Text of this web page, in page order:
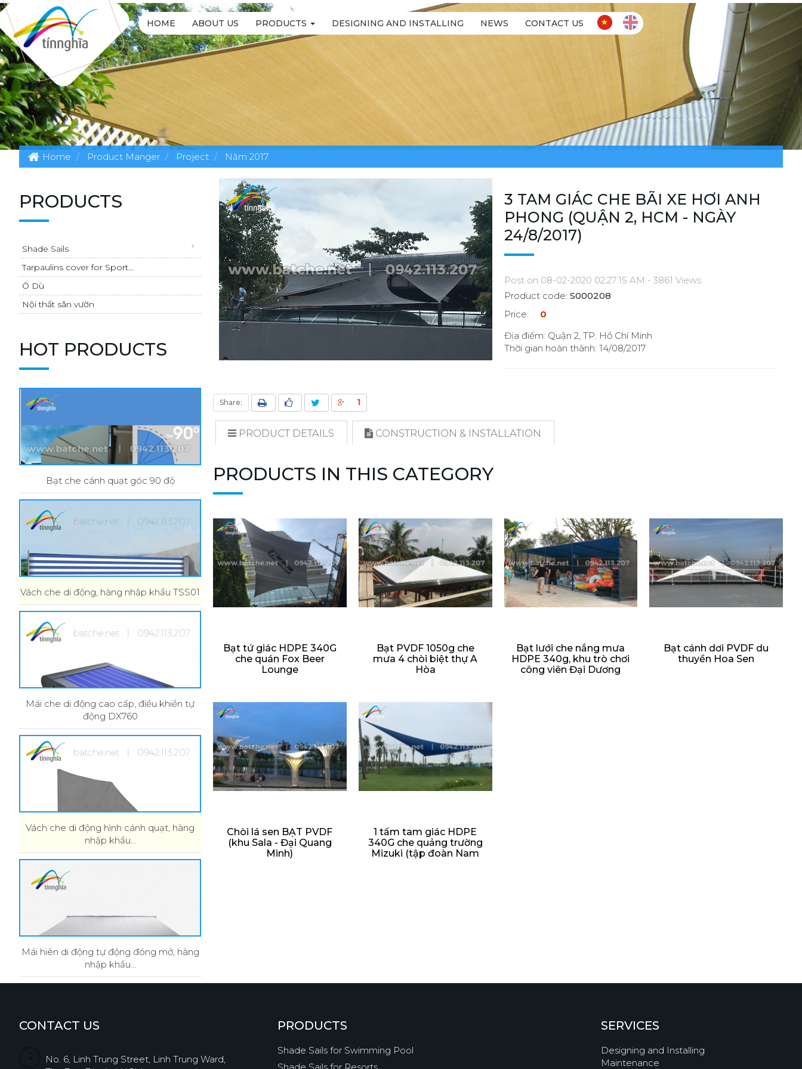
HOME ABOUT US PRODUCTS DESIGNING AND INSTALLING NEWS CONTACT US
Home Product Manger Project Năm 2017
3 TAM GIÁC CHE BÃI XE HƠI ANH
PHONG (QUẬN 2, HCM - NGÀY
24/8/2017)
Post on 08-02-2020 02:27:15 AM - 3861 Views
Product code: S000208
Price:
0
Địa điểm: Quận 2, TP. Hồ Chí Minh
Thời gian hoàn thành: 14/08/2017
Share: 1
PRODUCT DETAILS CONSTRUCTION & INSTALLATION
PRODUCTS IN THIS CATEGORY
Bạt tứ giác HDPE 340G
che quán Fox Beer
Lounge
Bạt PVDF 1050g che
mưa 4 chòi biệt thự A
Hòa
Bạt lưới che nắng mưa
HDPE 340g, khu trò chơi
công viên Đại Dương
Bạt cánh dơi PVDF du
thuyền Hoa Sen
Chòi lá sen BẠT PVDF
(khu Sala - Đại Quang
Minh)
1 tấm tam giác HDPE
340G che quảng trường
Mizuki (tập đoàn Nam
PRODUCTS
Shade Sails
Tarpaulins cover for Sport...
Ô Dù
Nội thất sân vườn
HOT PRODUCTS
Bạt che cánh quạt góc 90 độ
Vách che di động, hàng nhập khẩu TSS01
Mái che di động cao cấp, điều khiển tự
động DX760
Vách che di động hình cánh quạt, hàng
nhập khẩu...
Mái hiên di động tự động đóng mở, hàng
nhập khẩu...
CONTACT US
No. 6, Linh Trung Street, Linh Trung Ward,
PRODUCTS
Shade Sails for Swimming Pool
SERVICES
Designing and Installing
Maintenance